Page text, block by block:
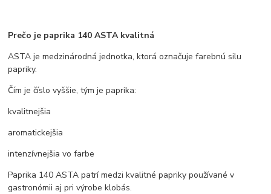
Prečo je paprika 140 ASTA kvalitná
ASTA je medzinárodná jednotka, ktorá označuje farebnú silu
papriky.
Čím je číslo vyššie, tým je paprika:
kvalitnejšia
aromatickejšia
intenzívnejšia vo farbe
Paprika 140 ASTA patrí medzi kvalitné papriky používané v
gastronómii aj pri výrobe klobás.